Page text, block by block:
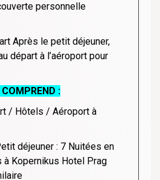
personnelle
Après le petit déjeuner,
départ à l’aéroport pour
:
/ Hôtels / Aéroport à
déjeuner : 7 Nuitées en
à Kopernikus Hotel Prag